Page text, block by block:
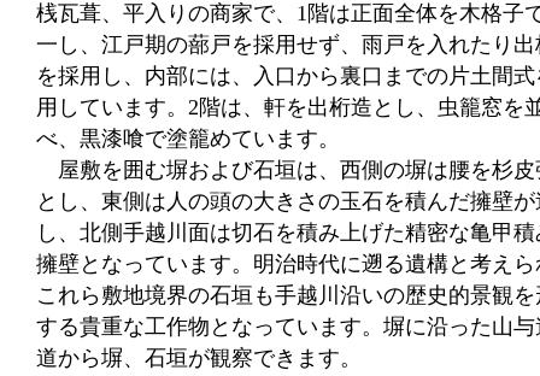
桟瓦葺、平入りの商家で、1階は正面全体を木格子
一し、江戸期の蔀戸を採用せず、雨戸を入れたり出
を採用し、内部には、入口から裏口までの片土間
用しています。2階は、軒を出桁造とし、虫籠窓を
べ、黒漆喰で塗籠めています。
屋敷を囲む塀および石垣は、西側の塀は腰を杉皮
とし、東側は人の頭の大きさの玉石を積んだ擁壁
し、北側手越川面は切石を積み上げた精密な亀甲
擁壁となっています。明治時代に遡る遺構と考えら
これら敷地境界の石垣も手越川沿いの歴史的景観
する貴重な工作物となっています。塀に沿った山与
道から塀、石垣が観察できます。